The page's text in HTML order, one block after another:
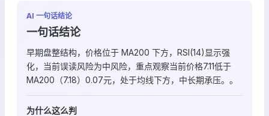
AI 一句话结论
一句话结论
早期盘整结构，价格位于 MA200 下方，RSI(14)显示强
化，当前误读风险为中风险，重点观察当前价格7.11低于
MA200（7.18）0.07元，处于均线下方，中长期承压。。
为什么这么判